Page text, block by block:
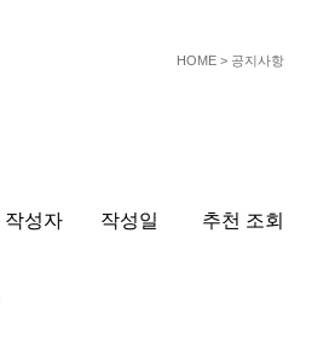
HOME > 공지사항
작성자 작성일 추천 조회